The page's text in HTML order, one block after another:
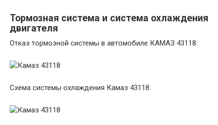
Тормозная система и система охлаждения
двигателя
Отказ тормозной системы в автомобиле КАМАЗ 43118:
Схема системы охлаждения Камаз 43118: